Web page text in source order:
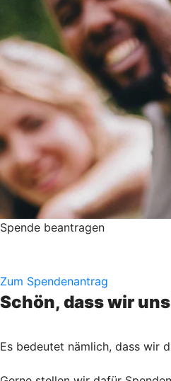
Spende beantragen
Zum Spendenantrag
Schön, dass wir
Es bedeutet nämlich, dass wir